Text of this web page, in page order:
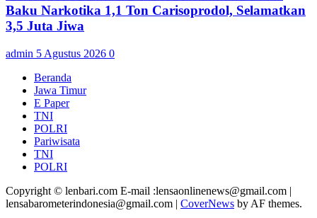
Baku Narkotika 1,1 Ton Carisoprodol, Selamatkan
3,5 Juta Jiwa
admin 5 Agustus 2026 0
Beranda
Jawa Timur
E Paper
TNI
POLRI
Pariwisata
TNI
POLRI
Copyright © lenbari.com E-mail :lensaonlinenews@gmail.com |
lensabarometerindonesia@gmail.com | CoverNews by AF themes.